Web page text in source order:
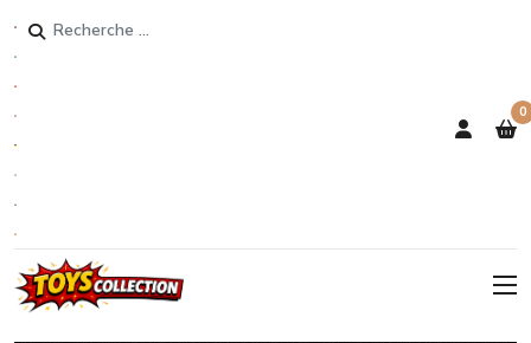
Rechercher
0